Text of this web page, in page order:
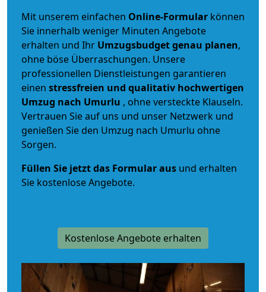
Mit unserem einfachen Online-Formular können
Sie innerhalb weniger Minuten Angebote
erhalten und Ihr Umzugsbudgetgenau planen,
ohne böse Überraschungen. Unsere
professionellen Dienstleistungen garantieren
einen stressfreien und qualitativ hochwertigen
Umzug nach Umurlu , ohne versteckte Klauseln.
Vertrauen Sie auf uns und unser Netzwerk und
genießen Sie den Umzug nach Umurlu ohne
Sorgen.
Füllen Sie jetzt das Formular aus und erhalten
Sie kostenlose Angebote.
Kostenlose Angebote erhalten